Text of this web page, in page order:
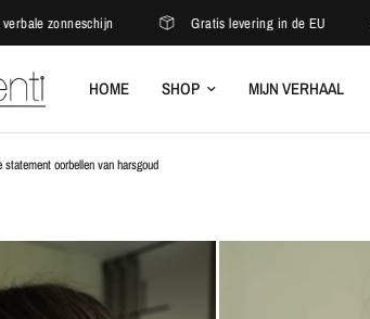
Gratis levering in de EU 5.0
HOME SHOP MIJN VERHAAL
oorbellen van harsgoud